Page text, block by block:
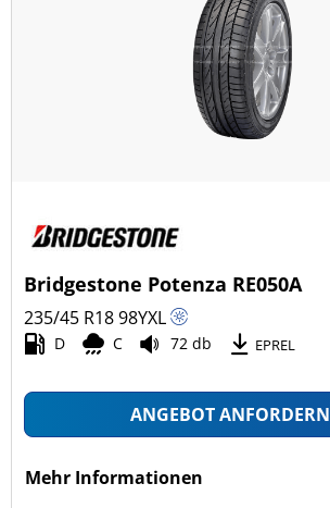
Bridgestone Potenza RE050A
235/45 R1898YXL
D C 72 db EPREL
ANGEBOT ANFORDERN
Mehr Informationen